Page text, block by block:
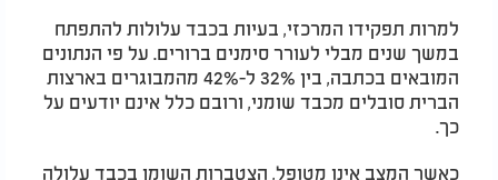
למרות תפקידו המרכזי, בעיות בכבד עלולות להתפתח
במשך שנים מבלי לעורר סימנים ברורים. על פי הנתונים
המובאים בכתבה, בין 32% ל-42% מהמבוגרים בארצות
הברית סובלים מכבד שומני, ורובם כלל אינם יודעים על
כך.
כאשר המצב אינו מטופל, הצטברות השומן בכבד עלולה